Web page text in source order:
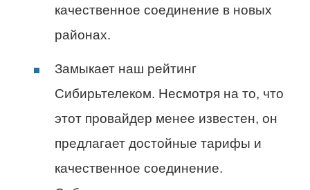
качественное соединение в новых
районах.
Замыкает наш рейтинг
Сибирьтелеком. Несмотря на то, что
этот провайдер менее известен, он
предлагает достойные тарифы и
качественное соединение.